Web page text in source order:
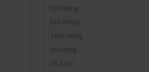
E27 Fitting
E40 Fitting
S14D Fitting
G9 Fitting
G5.3 LED